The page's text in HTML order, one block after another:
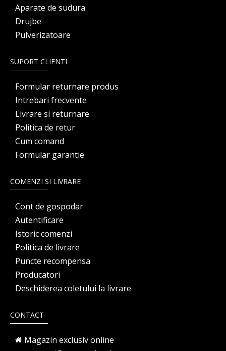
Aparate de sudura
Drujbe
Pulverizatoare
SUPORT CLIENTI
Formular returnare produs
Intrebari frecvente
Livrare si returnare
Politica de retur
Cum comand
Formular garantie
COMENZI SI LIVRARE
Cont de gospodar
Autentificare
Istoric comenzi
Politica de livrare
Puncte recompensa
Producatori
Deschiderea coletului la livrare
CONTACT
Magazin exclusiv online